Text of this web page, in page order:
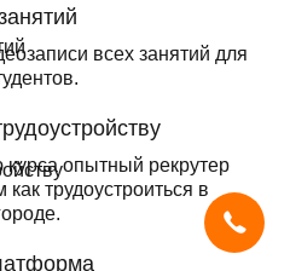
всех занятий для
опытный рекрутер
как трудоустроиться в
SmartCaptcha, чтобы сайт был
условия.